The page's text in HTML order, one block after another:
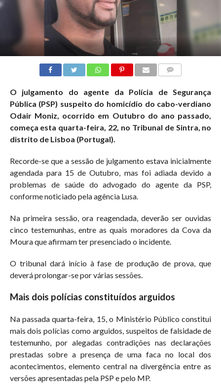
O julgamento do agente da Polícia de Segurança
Pública (PSP) suspeito do homicídio do cabo-verdiano
Odair Moniz, ocorrido em Outubro do ano passado,
começa esta quarta-feira, 22, no Tribunal de Sintra, no
distrito de Lisboa (Portugal).
Recorde-se que a sessão de julgamento estava inicialmente
agendada para 15 de Outubro, mas foi adiada devido a
problemas de saúde do advogado do agente da PSP,
conforme noticiado pela agência Lusa.
Na primeira sessão, ora reagendada, deverão ser ouvidas
cinco testemunhas, entre as quais moradores da Cova da
Moura que afirmam ter presenciado o incidente.
O tribunal dará início à fase de produção de prova, que
deverá prolongar-se por várias sessões.
Mais dois polícias constituídos arguidos
Na passada quarta-feira, 15, o Ministério Público constitui
mais dois polícias como arguidos, suspeitos de falsidade de
testemunho, por alegadas contradições nas declarações
prestadas sobre a presença de uma faca no local dos
acontecimentos, elemento central na divergência entre as
versões apresentadas pela PSP e pelo MP.